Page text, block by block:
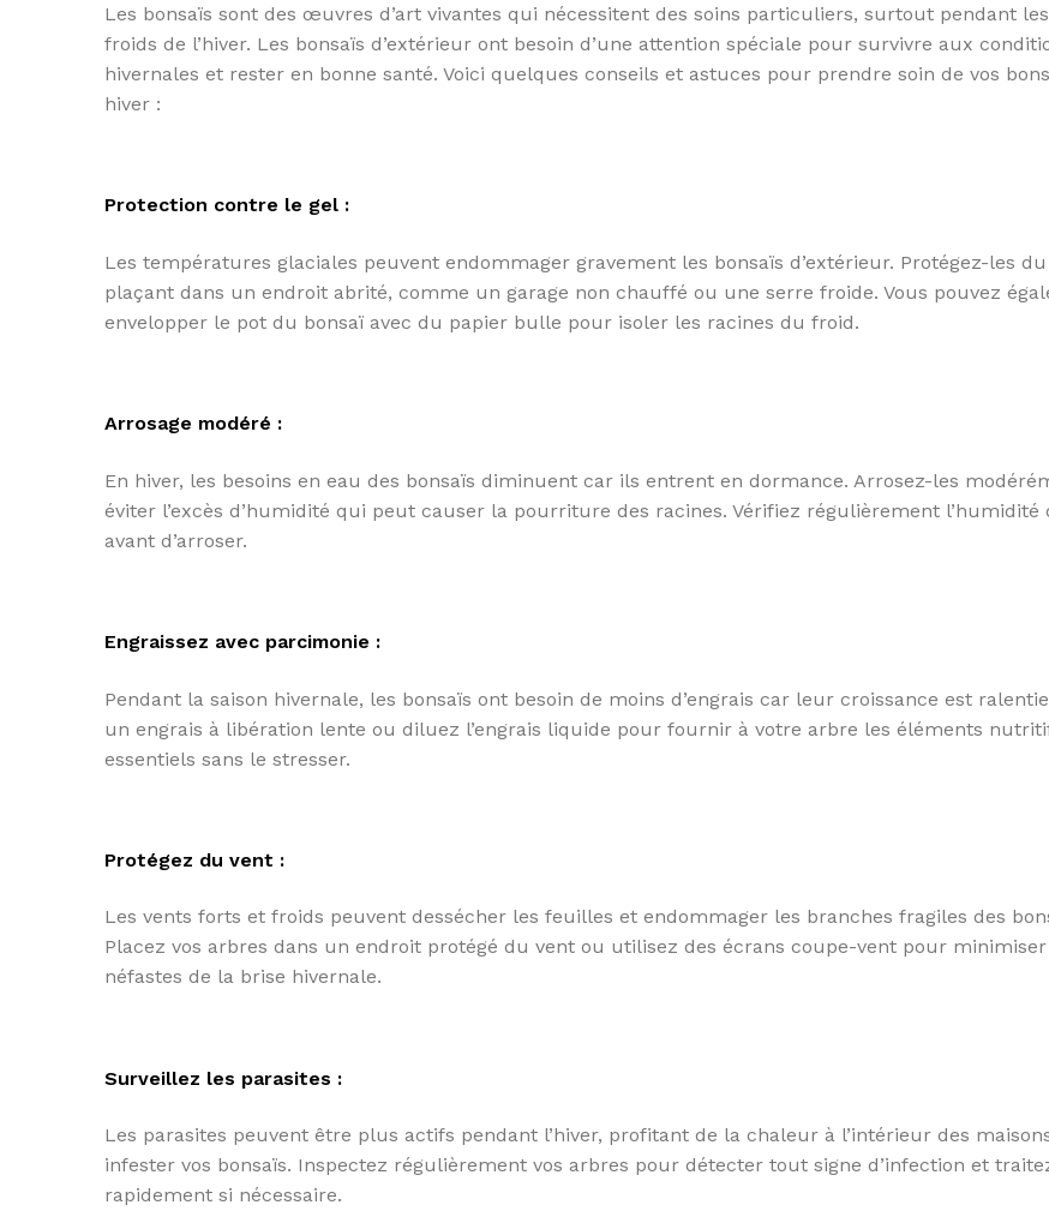
Les bonsaïs sont des œuvres d’art vivantes qui nécessitent des soins particuliers, surtout pendant
froids de l’hiver. Les bonsaïs d’extérieur ont besoin d’une attention spéciale pour survivre aux
hivernales et rester en bonne santé. Voici quelques conseils et astuces pour prendre soin de vos
hiver :
Protection contre le gel :
Les températures glaciales peuvent endommager gravement les bonsaïs d’extérieur. Protégez-les
plaçant dans un endroit abrité, comme un garage non chauffé ou une serre froide. Vous pouvez
envelopper le pot du bonsaï avec du papier bulle pour isoler les racines du froid.
Arrosage modéré :
En hiver, les besoins en eau des bonsaïs diminuent car ils entrent en dormance. Arrosez-les
éviter l’excès d’humidité qui peut causer la pourriture des racines. Vérifiez régulièrement l’humidité
avant d’arroser.
Engraissez avec parcimonie :
Pendant la saison hivernale, les bonsaïs ont besoin de moins d’engrais car leur croissance est
un engrais à libération lente ou diluez l’engrais liquide pour fournir à votre arbre les éléments
essentiels sans le stresser.
Protégez du vent :
Les vents forts et froids peuvent dessécher les feuilles et endommager les branches fragiles des
Placez vos arbres dans un endroit protégé du vent ou utilisez des écrans coupe-vent pour
néfastes de la brise hivernale.
Surveillez les parasites :
Les parasites peuvent être plus actifs pendant l’hiver, profitant de la chaleur à l’intérieur des
infester vos bonsaïs. Inspectez régulièrement vos arbres pour détecter tout signe d’infection et
rapidement si nécessaire.